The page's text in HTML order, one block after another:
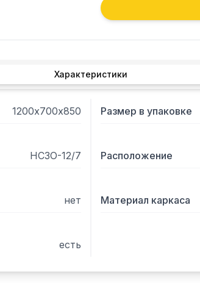
Характеристики
1200х700х850 Размер в упаковке
НСЗО-12/7 Расположение
нет Материал каркаса
есть